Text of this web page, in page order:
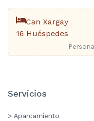
Can Xargay
16 Huéspedes
Servicios
> Aparcamiento